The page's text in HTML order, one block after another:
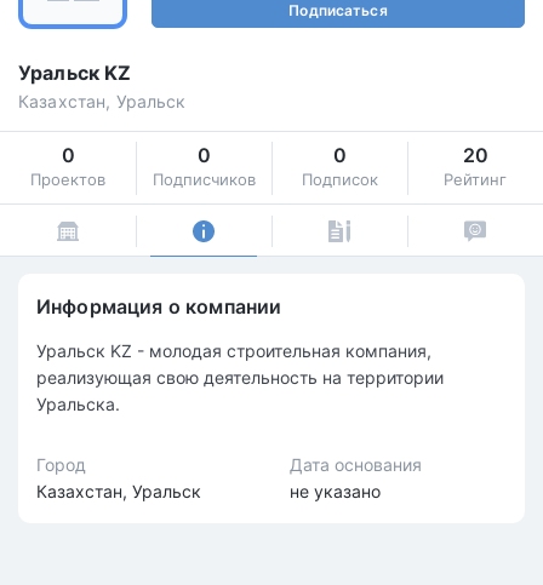
Подписаться
Уральск KZ
Казахстан, Уральск
0
Проектов
0
Подписчиков
0
Подписок
20
Рейтинг
Информация о компании
Уральск KZ - молодая строительная компания,
реализующая свою деятельность на территории
Уральска.
Город
Казахстан, Уральск
Дата основания
не указано